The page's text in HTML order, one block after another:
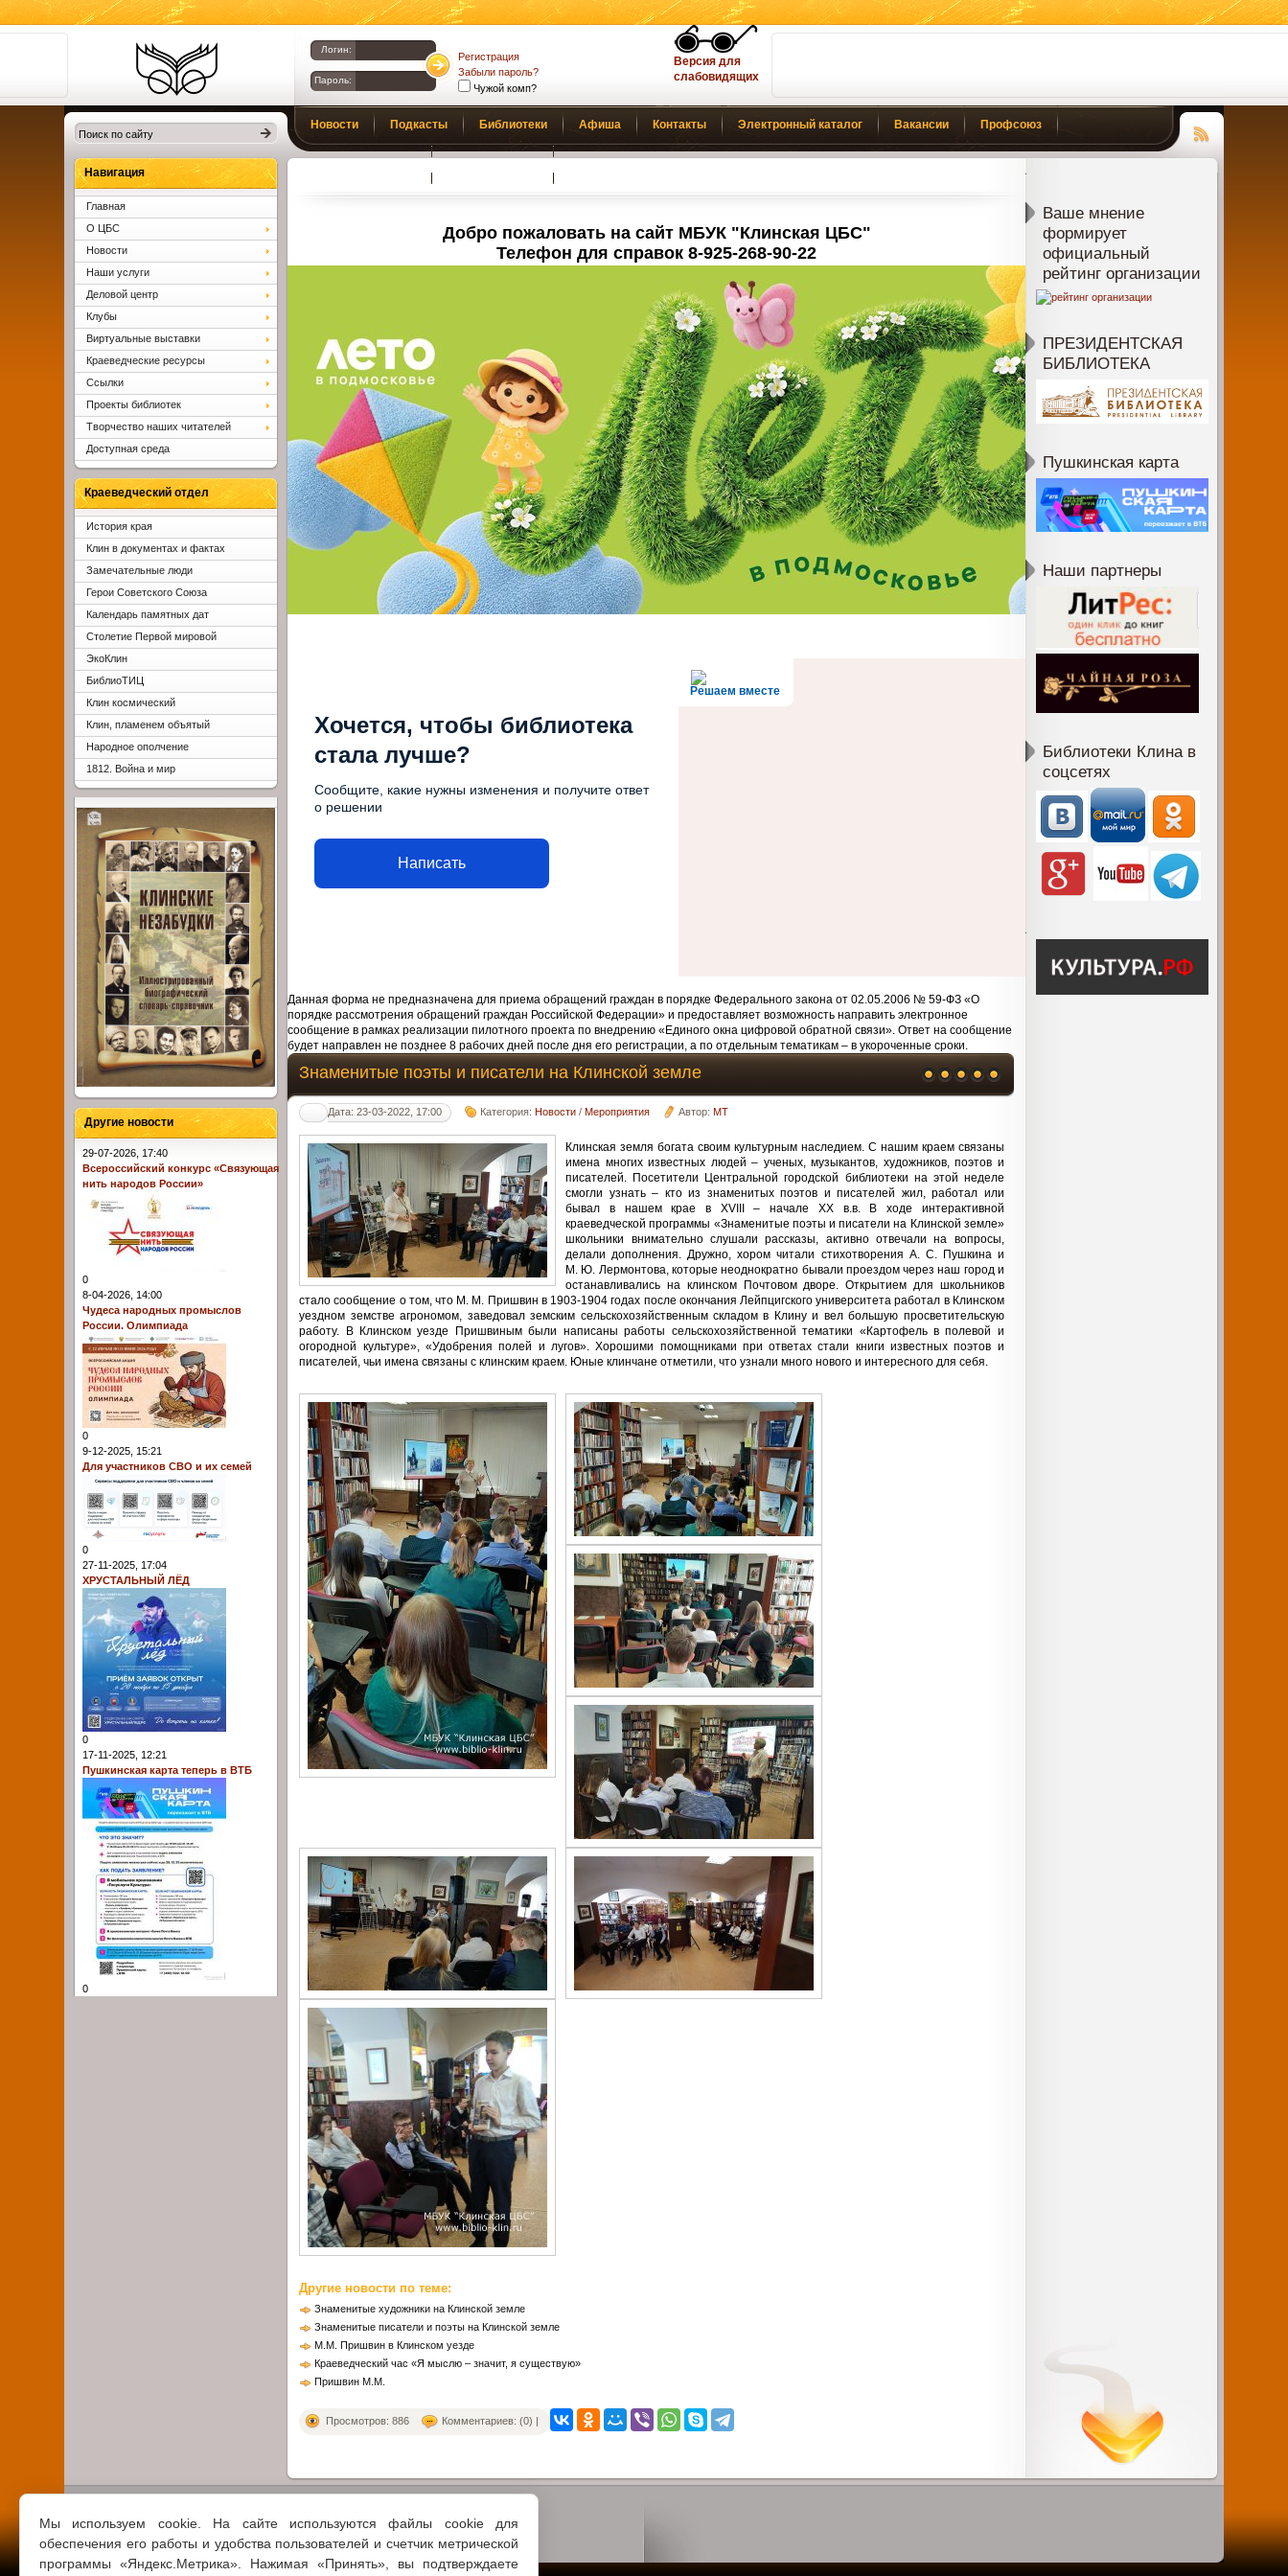
Мы используем cookie. На сайте используются файлы cookie для
обеспечения его работы и удобства пользователей и счетчик метрической
программы «Яндекс.Метрика». Нажимая «Принять», вы подтверждаете
Библиотеки
Клина. Клинская
ЦБС.
Логин:
Пароль:
Регистрация
Забыли пароль?
Чужой комп?
Версия для
слабовидящих
Новости Подкасты Библиотеки Афиша Контакты Электронный каталог Вакансии Профсоюз
Чтение
Добро пожаловать на сайт МБУК "Клинская ЦБС"
Телефон для справок 8-925-268-90-22
Решаем вместе
Хочется, чтобы библиотека
стала лучше?
Сообщите, какие нужны изменения и получите ответ
о решении
Написать
Данная форма не предназначена для приема обращений граждан в порядке Федерального закона от 02.05.2006 № 59-ФЗ «О
порядке рассмотрения обращений граждан Российской Федерации» и предоставляет возможность направить электронное
сообщение в рамках реализации пилотного проекта по внедрению «Единого окна цифровой обратной связи». Ответ на сообщение
будет направлен не позднее 8 рабочих дней после дня его регистрации, а по отдельным тематикам – в укороченные сроки.
Знаменитые поэты и писатели на Клинской земле
Дата: 23-03-2022, 17:00 Категория:Новости /Мероприятия Автор:MT
Клинская земля богата своим культурным наследием. С нашим краем связаны
имена многих известных людей – ученых, музыкантов, художников, поэтов и
писателей. Посетители Центральной городской библиотеки на этой неделе
смогли узнать – кто из знаменитых поэтов и писателей жил, работал или
бывал в нашем крае в ХVIII – начале ХХ в.в. В ходе интерактивной
краеведческой программы «Знаменитые поэты и писатели на Клинской земле»
школьники внимательно слушали рассказы, активно отвечали на вопросы,
делали дополнения. Дружно, хором читали стихотворения А. С. Пушкина и
М. Ю. Лермонтова, которые неоднократно бывали проездом через наш город и
останавливались на клинском Почтовом дворе. Открытием для школьников
стало сообщение о том, что М. М. Пришвин в 1903-1904 годах после окончания Лейпцигского университета работал в Клинском
уездном земстве агрономом, заведовал земским сельскохозяйственным складом в Клину и вел большую просветительскую
работу. В Клинском уезде Пришвиным были написаны работы сельскохозяйственной тематики «Картофель в полевой и
огородной культуре», «Удобрения полей и лугов». Хорошими помощниками при ответах стали книги известных поэтов и
писателей, чьи имена связаны с клинским краем. Юные клинчане отметили, что узнали много нового и интересного для себя.
Другие новости по теме:
Знаменитые художники на Клинской земле
Знаменитые писатели и поэты на Клинской земле
М.М. Пришвин в Клинском уезде
Краеведческий час «Я мыслю – значит, я существую»
Пришвин М.М.
Просмотров: 886 Комментариев: (0) |
Ваше мнение
формирует
официальный
рейтинг организации
ПРЕЗИДЕНТСКАЯ
БИБЛИОТЕКА
Пушкинская карта
Наши партнеры
Библиотеки Клина в
соцсетях
Навигация
Главная
О ЦБС
Новости
Наши услуги
Деловой центр
Клубы
Виртуальные выставки
Краеведческие ресурсы
Ссылки
Проекты библиотек
Творчество наших читателей
Доступная среда
Краеведческий отдел
История края
Клин в документах и фактах
Замечательные люди
Герои Советского Союза
Календарь памятных дат
Столетие Первой мировой
ЭкоКлин
БиблиоТИЦ
Клин космический
Клин, пламенем объятый
Народное ополчение
1812. Война и мир
Другие новости
29-07-2026, 17:40
Всероссийский конкурс «Связующая
нить народов России»
0
8-04-2026, 14:00
Чудеса народных промыслов
России. Олимпиада
0
9-12-2025, 15:21
Для участников СВО и их семей
0
27-11-2025, 17:04
ХРУСТАЛЬНЫЙ ЛЁД
0
17-11-2025, 12:21
Пушкинская карта теперь в ВТБ
0